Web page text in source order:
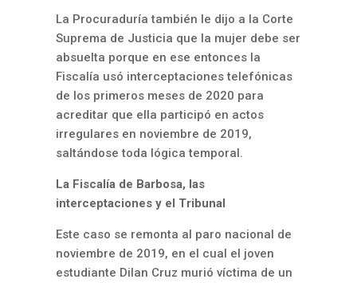
La Procuraduría también le dijo a la Corte
Suprema de Justicia que la mujer debe ser
absuelta porque en ese entonces la
Fiscalía usó interceptaciones telefónicas
de los primeros meses de 2020 para
acreditar que ella participó en actos
irregulares en noviembre de 2019,
saltándose toda lógica temporal.
La Fiscalía de Barbosa, las
interceptaciones y el Tribunal
Este caso se remonta al paro nacional de
noviembre de 2019, en el cual el joven
estudiante Dilan Cruz murió víctima de un